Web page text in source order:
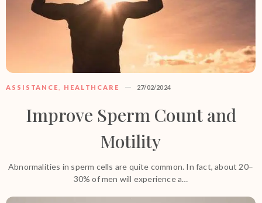
ASSISTANCE HEALTHCARE 27/02/2024
Improve Sperm Count and
Motility
Abnormalities in sperm cells are quite common. In fact, about 20–
30% of men will experience a…